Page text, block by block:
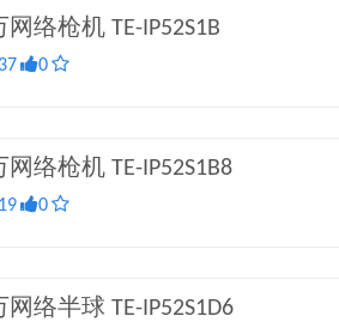
网络枪机 TE-IP52S1B
0
网络枪机 TE-IP52S1B8
0
网络半球 TE-IP52S1D6